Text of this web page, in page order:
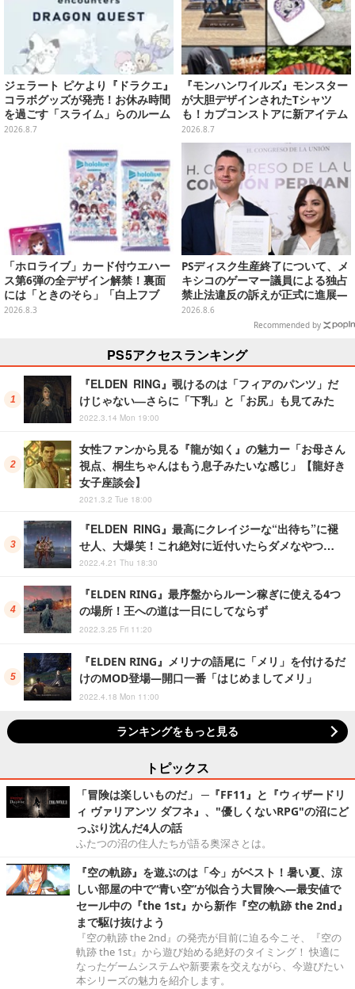
ジェラート ピケより『ドラクエ』
コラボグッズが発売！お休み時間
を過ごす「スライム」らのルーム
ウェア、雑貨など多数ラインナッ
2026.8.7
『モンハンワイルズ』モンスター
が大胆デザインされたTシャツ
も！カプコンストアに新アイテム
が続々登場
2026.8.7
「ホロライブ」カード付ウエハー
ス第6弾の全デザイン解禁！裏面
には「ときのそら」「白上フブ
キ」ら30名の手書きメッセージ入
2026.8.3
PSディスク生産終了について、メ
キシコのゲーマー議員による独占
禁止法違反の訴えが正式に進展―
「テクノロジーは自由を拡大する
ために役立つべき」
2026.8.6
Recommended by
PS5アクセスランキング
『ELDEN RING』覗けるのは「フィアのパンツ」だ
けじゃない―さらに「下乳」と「お尻」も見てみた
2022.3.14 Mon 19:00
女性ファンから見る『龍が如く』の魅力ー「お母さん
視点、桐生ちゃんはもう息子みたいな感じ」【龍好き
女子座談会】
2021.3.2 Tue 18:00
『ELDEN RING』最高にクレイジーな“出待ち”に褪
せ人、大爆笑！これ絶対に近付いたらダメなやつ…
2022.4.21 Thu 18:30
『ELDEN RING』最序盤からルーン稼ぎに使える4つ
の場所！王への道は一日にしてならず
2022.3.25 Fri 11:20
『ELDEN RING』メリナの語尾に「メリ」を付けるだ
けのMOD登場―開口一番「はじめましてメリ」
2022.4.18 Mon 11:00
ランキングをもっと見る
トピックス
「冒険は楽しいものだ」 ─『FF11』と『ウィザードリ
ィ ヴァリアンツ ダフネ』、"優しくないRPG"の沼にど
っぷり沈んだ4人の話
ふたつの沼の住人たちが語る奥深さとは。
『空の軌跡』を遊ぶのは「今」がベスト！暑い夏、涼
しい部屋の中で“青い空”が似合う大冒険へ―最安値で
セール中の『the 1st』から新作『空の軌跡 the 2nd』
まで駆け抜けよう
『空の軌跡 the 2nd』の発売が目前に迫る今こそ、『空の
軌跡 the 1st』から遊び始める絶好のタイミング！ 快適に
なったゲームシステムや新要素を交えながら、今遊びたい
本シリーズの魅力を紹介します。